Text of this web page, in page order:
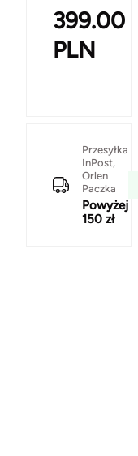
399.00
PLN
Przesyłka
InPost,
Orlen
Paczka
Powyżej
150 zł